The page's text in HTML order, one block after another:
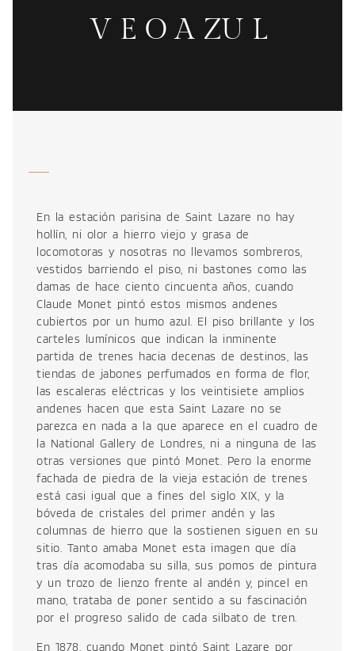
V E O A ZU L
En la estación parisina de Saint Lazare no hay
hollín, ni olor a hierro viejo y grasa de
locomotoras y nosotras no llevamos sombreros,
vestidos barriendo el piso, ni bastones como las
damas de hace ciento cincuenta años, cuando
Claude Monet pintó estos mismos andenes
cubiertos por un humo azul. El piso brillante y los
carteles lumínicos que indican la inminente
partida de trenes hacia decenas de destinos, las
tiendas de jabones perfumados en forma de flor,
las escaleras eléctricas y los veintisiete amplios
andenes hacen que esta Saint Lazare no se
parezca en nada a la que aparece en el cuadro de
la National Gallery de Londres, ni a ninguna de las
otras versiones que pintó Monet. Pero la enorme
fachada de piedra de la vieja estación de trenes
está casi igual que a fines del siglo XIX, y la
bóveda de cristales del primer andén y las
columnas de hierro que la sostienen siguen en su
sitio. Tanto amaba Monet esta imagen que día
tras día acomodaba su silla, sus pomos de pintura
y un trozo de lienzo frente al andén y, pincel en
mano, trataba de poner sentido a su fascinación
por el progreso salido de cada silbato de tren.
En 1878, cuando Monet pintó Saint Lazare por